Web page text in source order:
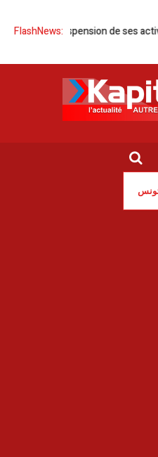
FlashNews:
la suspension de ses activités
تونس